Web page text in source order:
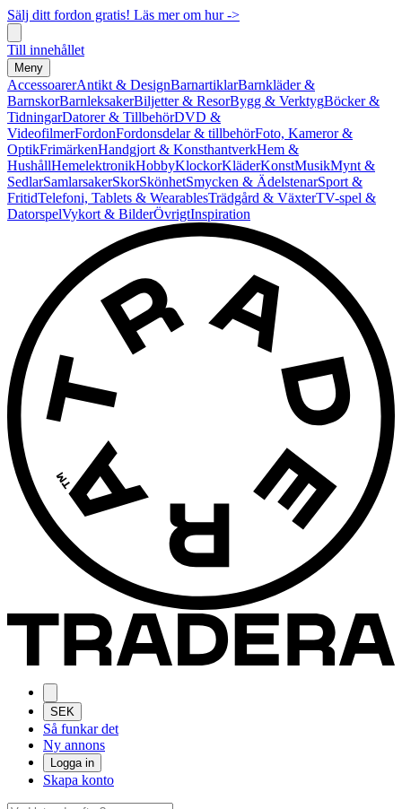
Sälj ditt fordon gratis! Läs mer om hur ->
Till innehållet
Meny
AccessoarerAntikt & DesignBarnartiklarBarnkläder &
BarnskorBarnleksakerBiljetter & ResorBygg & VerktygBöcker &
TidningarDatorer & TillbehörDVD &
VideofilmerFordonFordonsdelar & tillbehörFoto, Kameror &
OptikFrimärkenHandgjort & KonsthantverkHem &
HushållHemelektronikHobbyKlockorKläderKonstMusikMynt &
SedlarSamlarsakerSkorSkönhetSmycken & ÄdelstenarSport &
FritidTelefoni, Tablets & WearablesTrädgård & VäxterTV-spel &
DatorspelVykort & BilderÖvrigtInspiration
SEK
Så funkar det
Ny annons
Logga in
Skapa konto